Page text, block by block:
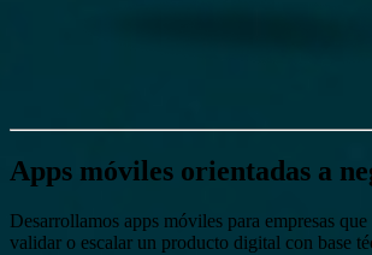
Apps móviles orientadas a
Desarrollamos apps móviles para empresas que
validar o escalar un producto digital con base